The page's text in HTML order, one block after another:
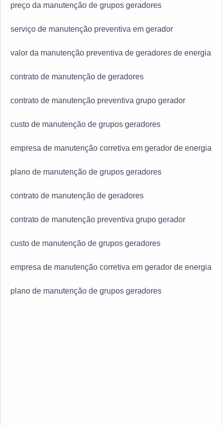
preço da manutenção de grupos geradores
serviço de manutenção preventiva em gerador
valor da manutenção preventiva de geradores de energia
contrato de manutenção de geradores
contrato de manutenção preventiva grupo gerador
custo de manutenção de grupos geradores
empresa de manutenção corretiva em gerador de energia
plano de manutenção de grupos geradores
contrato de manutenção de geradores
contrato de manutenção preventiva grupo gerador
custo de manutenção de grupos geradores
empresa de manutenção corretiva em gerador de energia
plano de manutenção de grupos geradores